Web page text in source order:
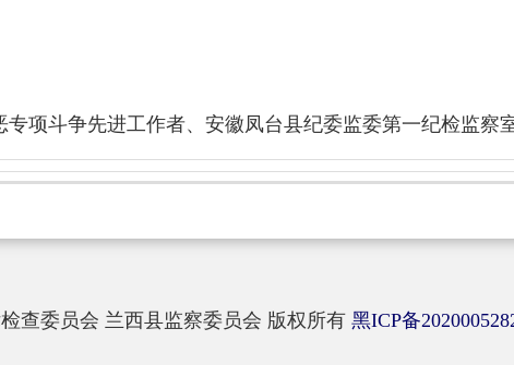
项斗争先进工作者、安徽凤台县纪委监委第一纪检监察
查委员会 兰西县监察委员会 版权所有 黑ICP备